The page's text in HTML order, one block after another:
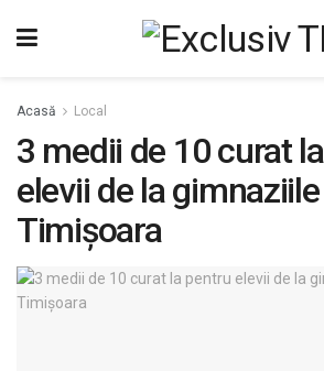
Acasă Local
3 medii de 10 curat
elevii de la
Timișoara